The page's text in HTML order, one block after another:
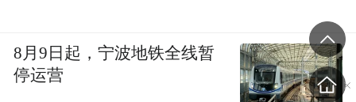
8月9日起，宁波地铁全线暂
停运营